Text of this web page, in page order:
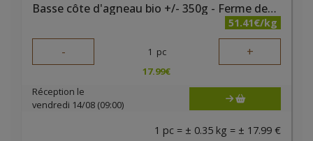
Basse côte d'agneau bio +/- 350g - Ferme des noyers
51.41€/kg
- 1 pc +
17.99€
Réception le
vendredi 14/08 (09:00)
1 pc = ± 0.35 kg = ± 17.99 €